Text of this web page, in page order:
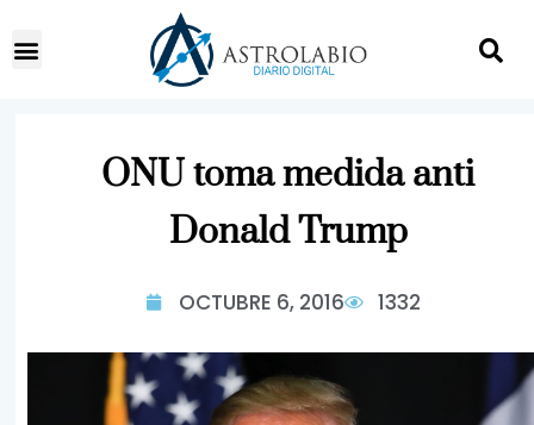
ONU toma medida anti
Donald Trump
OCTUBRE 6, 2016 1332